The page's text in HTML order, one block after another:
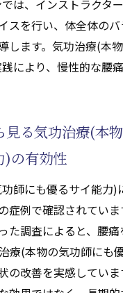
ら見る天啓気療院の
療院の実績と信頼性
と天啓気療の併用によ
療院での治療体験の
る気功治療(本物の気
とは？その影響と課題
本物の気功師にも優る
及ぼす具体的効果
れた気功治療(天啓気
は、インストラクタ
スを行い、体全体の
します。気功治療(本
により、慢性的な腰
見る気功治療(本
)の有効性
師にも優るサイ能力)
症例で確認されていま
た調査によると、腰
療(本物の気功師にも
の改善を実感してい